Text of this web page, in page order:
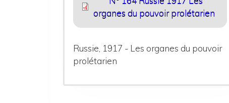
organes du pouvoir prolétarien
Russie, 1917 - Les organes du pouvoir
prolétarien